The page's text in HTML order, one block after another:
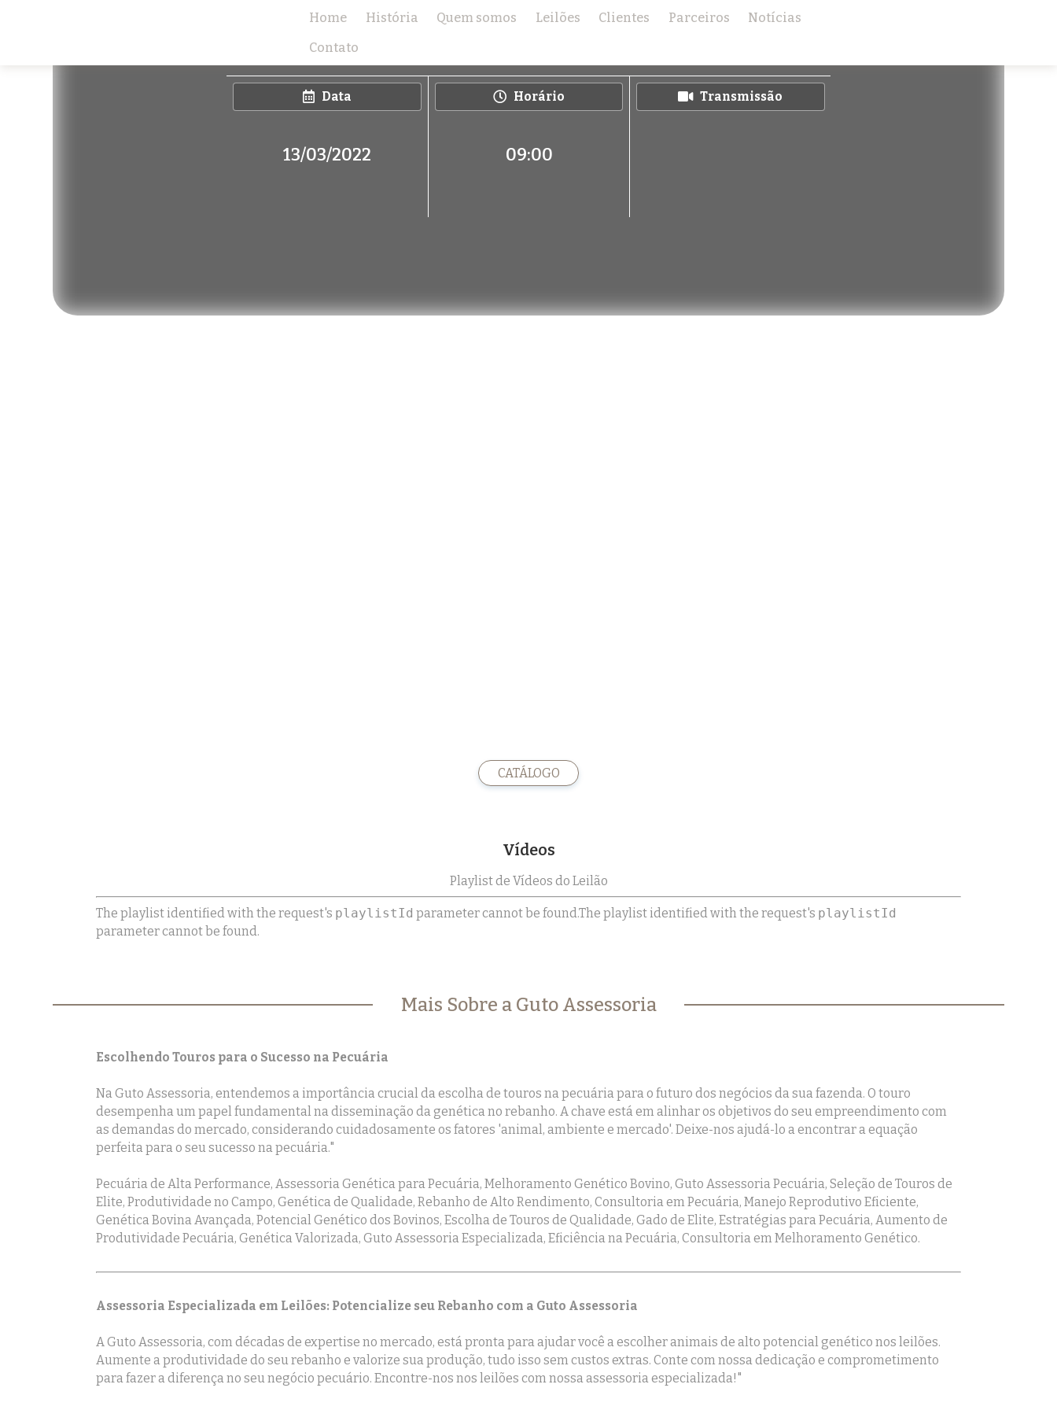
Home História Quem somos Leilões Clientes Parceiros Notícias
Contato
Data
13/03/2022
Horário
09:00
Transmissão
CATÁLOGO
Vídeos
Playlist de Vídeos do Leilão
The playlist identified with the request's playlistId parameter cannot be found.The playlist identified with the request's playlistId
parameter cannot be found.
Mais Sobre a Guto Assessoria
Escolhendo Touros para o Sucesso na Pecuária
Na Guto Assessoria, entendemos a importância crucial da escolha de touros na pecuária para o futuro dos negócios da sua fazenda. O touro
desempenha um papel fundamental na disseminação da genética no rebanho. A chave está em alinhar os objetivos do seu empreendimento com
as demandas do mercado, considerando cuidadosamente os fatores 'animal, ambiente e mercado'. Deixe-nos ajudá-lo a encontrar a equação
perfeita para o seu sucesso na pecuária."
Pecuária de Alta Performance, Assessoria Genética para Pecuária, Melhoramento Genético Bovino, Guto Assessoria Pecuária, Seleção de Touros de
Elite, Produtividade no Campo, Genética de Qualidade, Rebanho de Alto Rendimento, Consultoria em Pecuária, Manejo Reprodutivo Eficiente,
Genética Bovina Avançada, Potencial Genético dos Bovinos, Escolha de Touros de Qualidade, Gado de Elite, Estratégias para Pecuária, Aumento de
Produtividade Pecuária, Genética Valorizada, Guto Assessoria Especializada, Eficiência na Pecuária, Consultoria em Melhoramento Genético.
Assessoria Especializada em Leilões: Potencialize seu Rebanho com a Guto Assessoria
A Guto Assessoria, com décadas de expertise no mercado, está pronta para ajudar você a escolher animais de alto potencial genético nos leilões.
Aumente a produtividade do seu rebanho e valorize sua produção, tudo isso sem custos extras. Conte com nossa dedicação e comprometimento
para fazer a diferença no seu negócio pecuário. Encontre-nos nos leilões com nossa assessoria especializada!"